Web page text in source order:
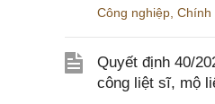
Công nghiệp Chính
Quyết định 40/
công liệt sĩ, mộ